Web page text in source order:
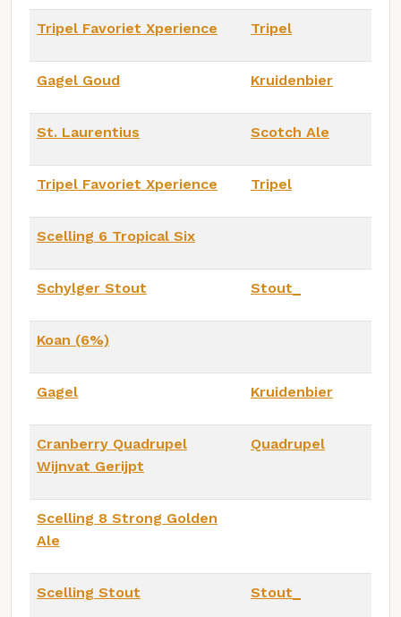
Tripel Favoriet Xperience Tripel
Gagel Goud Kruidenbier
St. Laurentius Scotch Ale
Tripel Favoriet Xperience Tripel
Scelling 6 Tropical Six
Schylger Stout Stout_
Koan (6%)
Gagel Kruidenbier
Cranberry Quadrupel
Wijnvat Gerijpt
Quadrupel
Scelling 8 Strong Golden
Ale
Scelling Stout Stout_